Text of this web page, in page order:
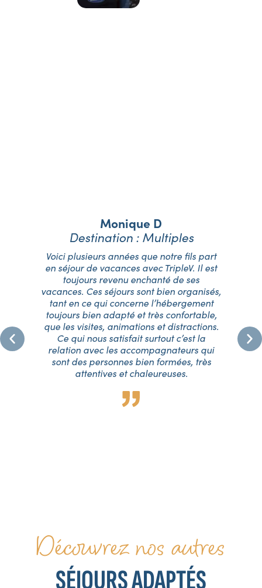
Voici plusieurs années que notre fils part
en séjour de vacances avec TripleV. Il est
toujours revenu enchanté de ses
vacances. Ces séjours sont bien organisés,
tant en ce qui concerne l’hébergement
toujours bien adapté et très confortable,
que les visites, animations et distractions.
Ce qui nous satisfait surtout c’est la
relation avec les accompagnateurs qui
sont des personnes bien formées, très
attentives et chaleureuses.
Monique D
Destination : Multiples
Découvrez nos autres
SÉJOURS ADAPTÉS